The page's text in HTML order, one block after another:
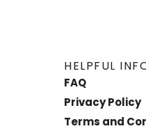
HELPFUL
FAQ
Privacy Policy
Terms and